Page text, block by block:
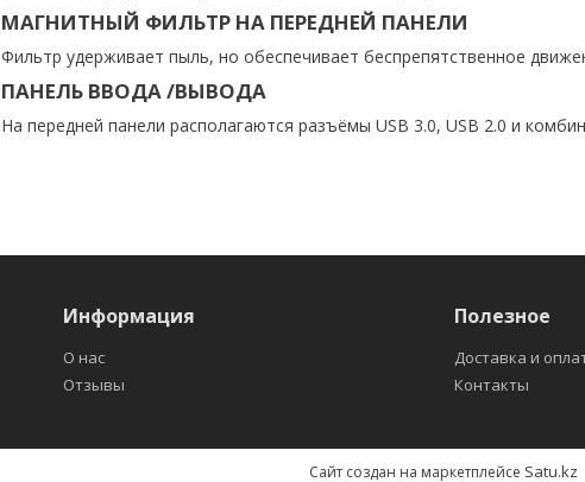
МАГНИТНЫЙ ФИЛЬТР НА ПЕРЕДНЕЙ ПАНЕЛИ
Фильтр удерживает пыль, но обеспечивает беспрепятственное
ПАНЕЛЬ ВВОДА /ВЫВОДА
На передней панели располагаются разъёмы USB 3.0, USB 2.0 и
Информация
О нас
Отзывы
Полезное
Доставка и
Контакты
Сайт создан на маркетплейсе Satu.kz